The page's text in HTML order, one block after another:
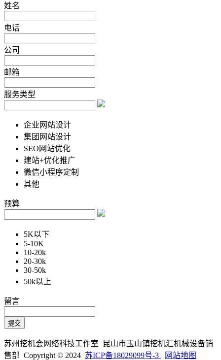
姓名
电话
公司
邮箱
服务类型
企业网站设计
集团网站设计
SEO网站优化
建站+优化推广
微信小程序定制
其他
预算
5K以下
5-10K
10-20k
20-30k
30-50k
50k以上
留言
苏州挖机会网络科技工作室 昆山市玉山镇挖机汇机械设备销
售部 Copyright © 2024 苏ICP备18029099号-3 网站地图